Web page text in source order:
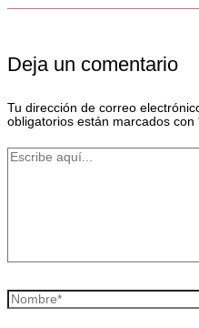
Deja un comentario
Tu dirección de correo
obligatorios están marcados con
Escribe
Nombre*